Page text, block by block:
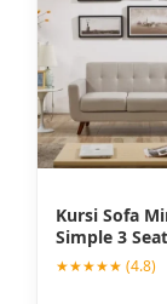
Kursi Sofa
Simple 3
★★★★★ (4.8)